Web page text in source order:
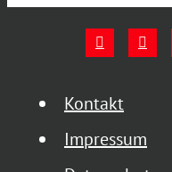
Kontakt
Impressum